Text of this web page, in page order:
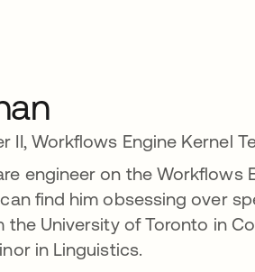
II, Workflows Engine Kernel
engineer on the Workflows
find him obsessing over
the University of Toronto in
in Linguistics.